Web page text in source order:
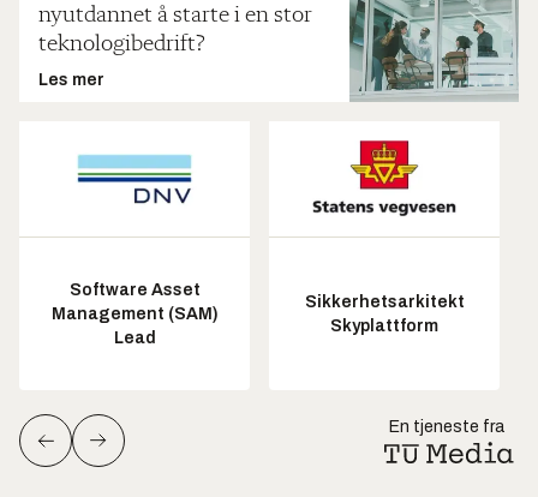
nyutdannet å starte i en stor
teknologibedrift?
Les mer
Software Asset
Management (SAM)
Lead
Sikkerhetsarkitekt
Skyplattform
En tjeneste fra